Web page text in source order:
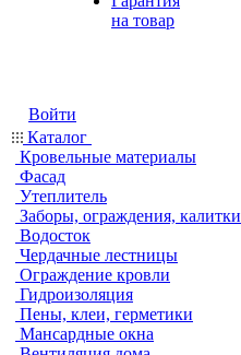
на товар
Войти
Каталог
Кровельные материалы
Фасад
Утеплитель
Заборы, ограждения, калитки
Водосток
Чердачные лестницы
Ограждение кровли
Гидроизоляция
Пены, клеи, герметики
Мансардные окна